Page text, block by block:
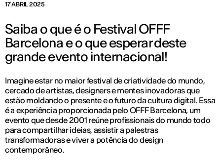
17 ABRIL 2025
Saiba o que é o Festival OFFF
Barcelona e o que esperar deste
grande evento internacional!
Imagine estar no maior festival de criatividade do mundo,
cercado de artistas, designers e mentes inovadoras que
estão moldando o presente e o futuro da cultura digital. Essa
é a experiência proporcionada pelo OFFF Barcelona, um
evento que desde 2001 reúne profissionais do mundo todo
para compartilhar ideias, assistir a palestras
transformadoras e viver a potência do design
contemporâneo.